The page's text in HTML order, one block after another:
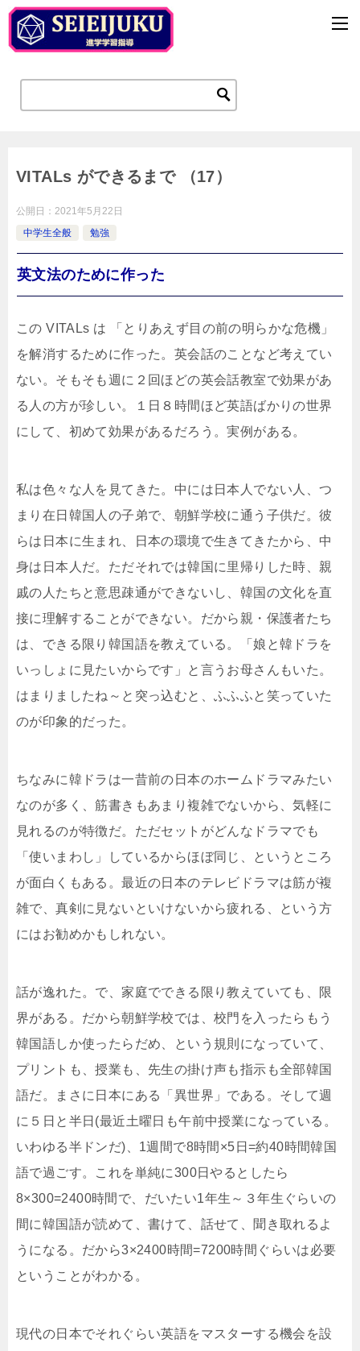
VITALs ができるまで （17）
公開日： 2021年5月22日
中学生全般
勉強
英文法のために作った
この VITALs は 「とりあえず目の前の明らかな危機」
を解消するために作った。英会話のことなど考えてい
ない。そもそも週に２回ほどの英会話教室で効果があ
る人の方が珍しい。１日８時間ほど英語ばかりの世界
にして、初めて効果があるだろう。実例がある。
私は色々な人を見てきた。中には日本人でない人、つ
まり在日韓国人の子弟で、朝鮮学校に通う子供だ。彼
らは日本に生まれ、日本の環境で生きてきたから、中
身は日本人だ。ただそれでは韓国に里帰りした時、親
戚の人たちと意思疎通ができないし、韓国の文化を直
接に理解することができない。だから親・保護者たち
は、できる限り韓国語を教えている。「娘と韓ドラを
いっしょに見たいからです」と言うお母さんもいた。
はまりましたね～と突っ込むと、ふふふと笑っていた
のが印象的だった。
ちなみに韓ドラは一昔前の日本のホームドラマみたい
なのが多く、筋書きもあまり複雑でないから、気軽に
見れるのが特徴だ。ただセットがどんなドラマでも
「使いまわし」しているからほぼ同じ、というところ
が面白くもある。最近の日本のテレビドラマは筋が複
雑で、真剣に見ないといけないから疲れる、という方
にはお勧めかもしれない。
話が逸れた。で、家庭でできる限り教えていても、限
界がある。だから朝鮮学校では、校門を入ったらもう
韓国語しか使ったらだめ、という規則になっていて、
プリントも、授業も、先生の掛け声も指示も全部韓国
語だ。まさに日本にある「異世界」である。そして週
に５日と半日(最近土曜日も午前中授業になっている。
いわゆる半ドンだ)、1週間で8時間×5日=約40時間韓国
語で過ごす。これを単純に300日やるとしたら
8×300=2400時間で、だいたい1年生～３年生ぐらいの
間に韓国語が読めて、書けて、話せて、聞き取れるよ
うになる。だから3×2400時間=7200時間ぐらいは必要
ということがわかる。
現代の日本でそれぐらい英語をマスターする機会を設